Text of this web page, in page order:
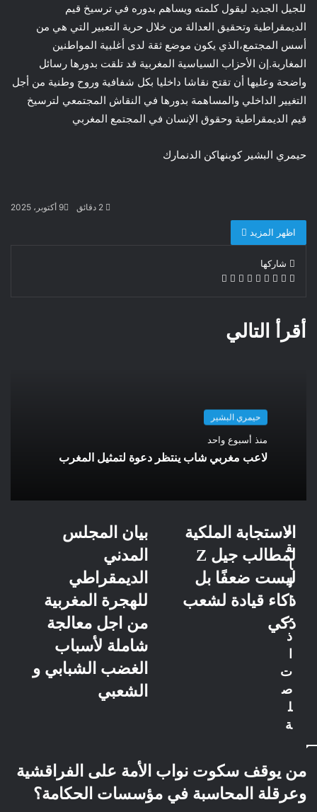
للجيل الجديد ليقول كلمته ويساهم بدوره في ترسيخ قيم
الديمقراطية وتحقيق العدالة من خلال حرية التعبير التي هي من
أسس المجتمع،الذي يكون موضع ثقة لدى أغلبية المواطنين
المغاربة.إن الأحزاب السياسية المغربية قد تلقت بدورها رسائل
واضحة وعليها أن تقتح نقاشا داخليا بكل شفافية وروح وطنية من أجل
التغيير الداخلي والمساهمة بدورها في النقاش المجتمعي لترسيخ
قيم الديمقراطية وحقوق الإنسان في المجتمع المغربي
حيمري البشير كوبنهاكن الدنمارك
9 أكتوبر، 2025
اظهر المزيد
شاركها
فيسبوك
تويترلينكدإن
ماسنجر
ماسنجر
واتساب
تيلقراممشاركة
أقرأ التالي
حيمري البشير
منذ أسبوع واحد
لاعب مغربي شاب ينتظر دعوة لتمثيل المغرب
بيان المجلس
المدني
الديمقراطي
للهجرة المغربية
من اجل معالجة
شاملة لأسباب
الغضب الشبابي و
الشعبي
الاستجابة الملكية
لمطالب جيل Z
ليست ضعفًا بل
ذكاء قيادة لشعب
ذكي
م
ق
ا
ل
ا
ت
ذ
ت
ص
ل
ة
من يوقف سكوت نواب الأمة على الفراقشية
وعرقلة المحاسبة في مؤسسات الحكامة؟